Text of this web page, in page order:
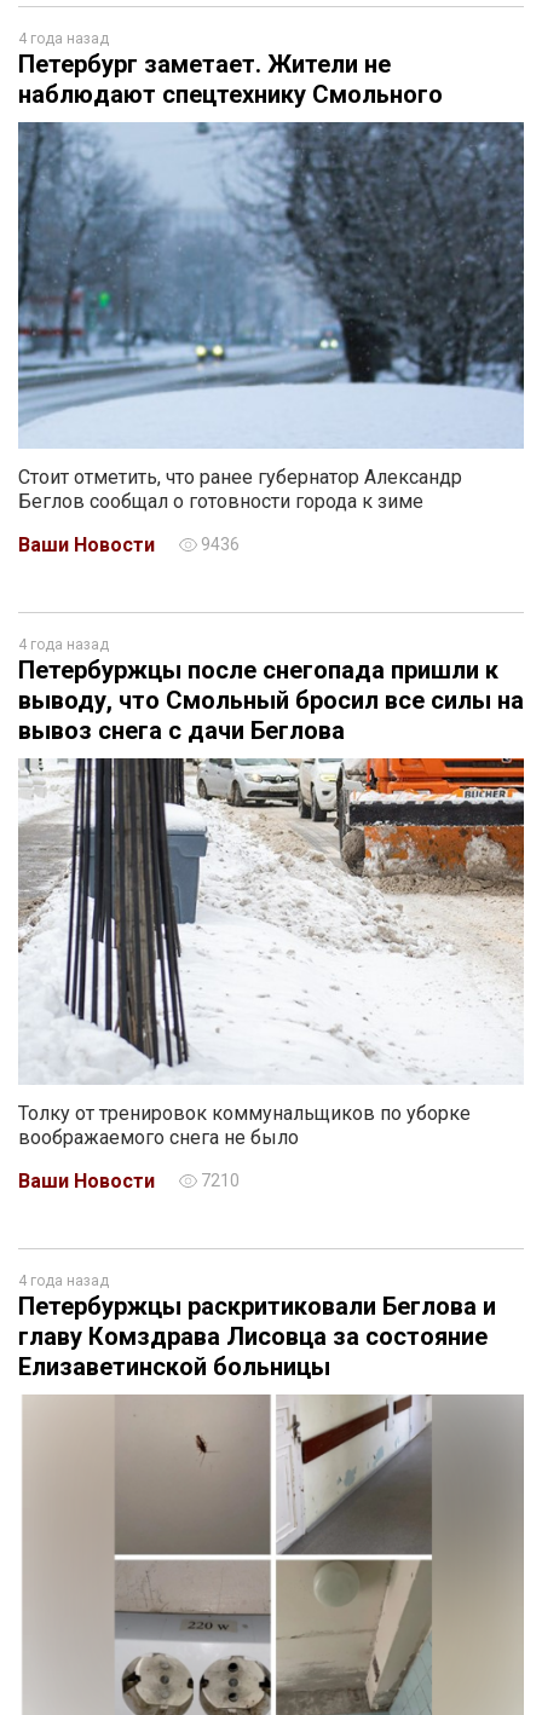
4 года назад
Петербург заметает. Жители не
наблюдают спецтехнику Смольного
Стоит отметить, что ранее губернатор Александр
Беглов сообщал о готовности города к зиме
Ваши Новости
9436
4 года назад
Петербуржцы после снегопада пришли к
выводу, что Смольный бросил все силы на
вывоз снега с дачи Беглова
Толку от тренировок коммунальщиков по уборке
воображаемого снега не было
Ваши Новости
7210
4 года назад
Петербуржцы раскритиковали Беглова и
главу Комздрава Лисовца за состояние
Елизаветинской больницы